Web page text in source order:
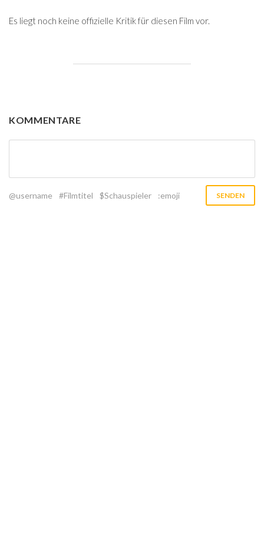
Es liegt noch keine offizielle Kritik für diesen Film vor.
KOMMENTARE
@username #Filmtitel $Schauspieler :emoji